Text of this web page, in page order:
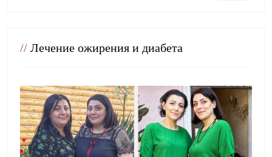
// Лечение ожирения и диабета